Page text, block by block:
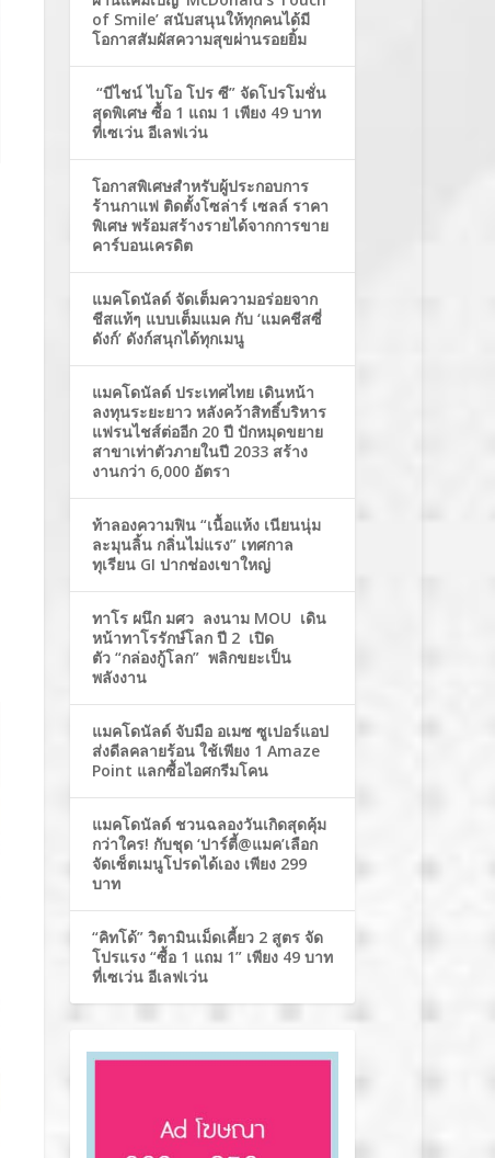
of Smile’ สนับสนุนให้ทุกคนได้มี
โอกาสสัมผัสความสุขผ่านรอยยิ้ม
“บีไชน์ ไบโอ โปร ซี” จัดโปรโมชั่น
สุดพิเศษ ซื้อ 1 แถม 1 เพียง 49 บาท
ที่เซเว่น อีเลฟเว่น
โอกาสพิเศษสำหรับผู้ประกอบการ
ร้านกาแฟ ติดตั้งโซล่าร์ เซลล์ ราคา
พิเศษ พร้อมสร้างรายได้จากการขาย
คาร์บอนเครดิต
แมคโดนัลด์ จัดเต็มความอร่อยจาก
ชีสแท้ๆ แบบเต็มแมค กับ ‘แมคชีสซี่
ดังก์’ ดังก์สนุกได้ทุกเมนู
แมคโดนัลด์ ประเทศไทย เดินหน้า
ลงทุนระยะยาว หลังคว้าสิทธิ์บริหาร
แฟรนไชส์ต่ออีก 20 ปี ปักหมุดขยาย
สาขาเท่าตัวภายในปี 2033 สร้าง
งานกว่า 6,000 อัตรา
ท้าลองความฟิน “เนื้อแห้ง เนียนนุ่ม
ละมุนลิ้น กลิ่นไม่แรง” เทศกาล
ทุเรียน GI ปากช่องเขาใหญ่
ทาโร ผนึก มศว ลงนาม MOU เดิน
หน้าทาโรรักษ์โลก ปี 2 เปิด
ตัว “กล่องกู้โลก” พลิกขยะเป็น
พลังงาน
แมคโดนัลด์ จับมือ อเมซ ซูเปอร์แอป
ส่งดีลคลายร้อน ใช้เพียง 1 Amaze
Point แลกซื้อไอศกรีมโคน
แมคโดนัลด์ ชวนฉลองวันเกิดสุดคุ้ม
กว่าใคร! กับชุด ‘ปาร์ตี้@แมค’เลือก
จัดเซ็ตเมนูโปรดได้เอง เพียง 299
บาท
“คิทโด้” วิตามินเม็ดเคี้ยว 2 สูตร จัด
โปรแรง “ซื้อ 1 แถม 1” เพียง 49 บาท
ที่เซเว่น อีเลฟเว่น